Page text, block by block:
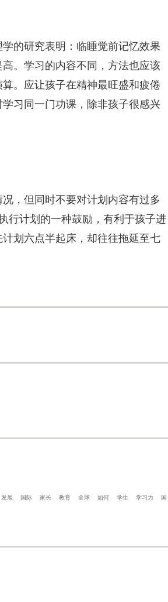
的研究表明：临睡觉前记忆效果
。学习的内容不同，方法也应该
。应让孩子在精神最旺盛和疲倦
习同一门功课，除非孩子很感兴
，但同时不要对计划内容有过多
行计划的一种鼓励，有利于孩子进
划六点半起床，却往往拖延至七
发展 国际 家长 教育 全球 如何 学生 学习力 国